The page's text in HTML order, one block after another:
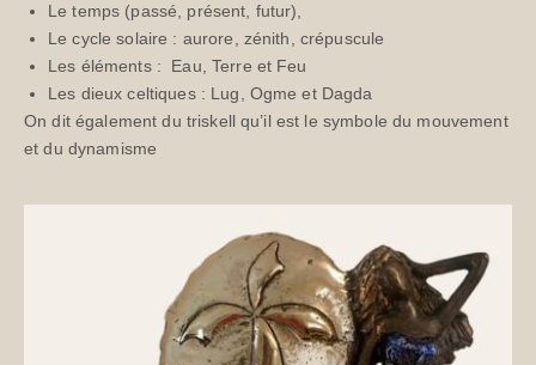
Le temps (passé, présent, futur),
Le cycle solaire : aurore, zénith, crépuscule
Les éléments : Eau, Terre et Feu
Les dieux celtiques : Lug, Ogme et Dagda
On dit également du triskell qu’il est le symbole du mouvement
et du dynamisme